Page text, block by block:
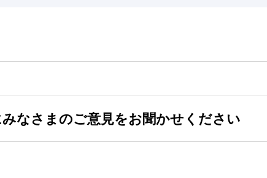
なさまのご意見をお聞かせください